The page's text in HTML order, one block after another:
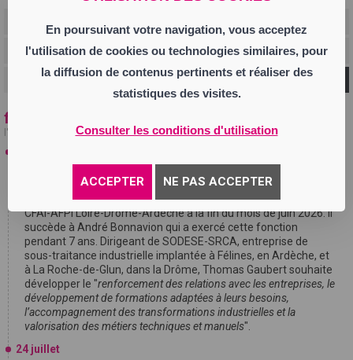
En poursuivant votre navigation, vous acceptez
l'utilisation de cookies ou technologies similaires, pour
la diffusion de contenus pertinents et réaliser des
statistiques des visites.
Consulter les conditions d'utilisation
ACCEPTER NE PAS ACCEPTER
Ok
fil info
l'actualité en temps réel
Loire-Drôme-Ardèche
Thomas Gaubert a été élu à la présidence du Pôle Formation
CFAI-AFPI Loire-Drôme-Ardèche à la fin du mois de juin 2026. Il
succède à André Bonnavion qui a exercé cette fonction
pendant 7 ans. Dirigeant de SODESE-SRCA, entreprise de
sous-traitance industrielle implantée à Félines, en Ardèche, et
à La Roche-de-Glun, dans la Drôme, Thomas Gaubert souhaite
développer le "renforcement des relations avec les entreprises, le
développement de formations adaptées à leurs besoins,
l’accompagnement des transformations industrielles et la
valorisation des métiers techniques et manuels".
24 juillet